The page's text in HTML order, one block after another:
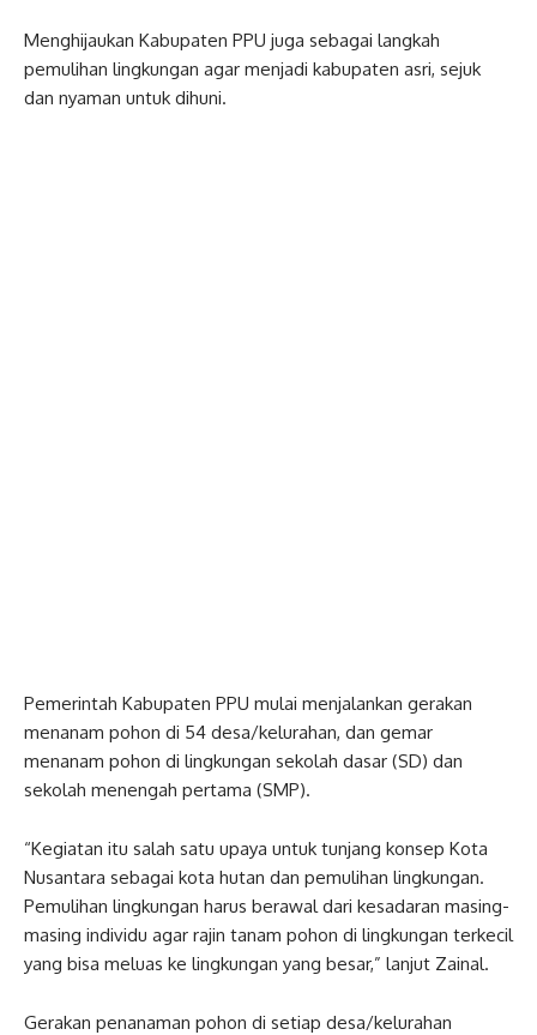
Menghijaukan Kabupaten PPU juga sebagai langkah
pemulihan lingkungan agar menjadi kabupaten asri, sejuk
dan nyaman untuk dihuni.
Pemerintah Kabupaten PPU mulai menjalankan gerakan
menanam pohon di 54 desa/kelurahan, dan gemar
menanam pohon di lingkungan sekolah dasar (SD) dan
sekolah menengah pertama (SMP).
“Kegiatan itu salah satu upaya untuk tunjang konsep Kota
Nusantara sebagai kota hutan dan pemulihan lingkungan.
Pemulihan lingkungan harus berawal dari kesadaran masing-
masing individu agar rajin tanam pohon di lingkungan terkecil
yang bisa meluas ke lingkungan yang besar,” lanjut Zainal.
Gerakan penanaman pohon di setiap desa/kelurahan